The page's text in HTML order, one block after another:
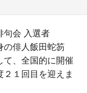
回
笛
吹
市
中
学
生
句会 入選者
俳人飯田蛇笏
て、全国的に開催
１回目を迎えま